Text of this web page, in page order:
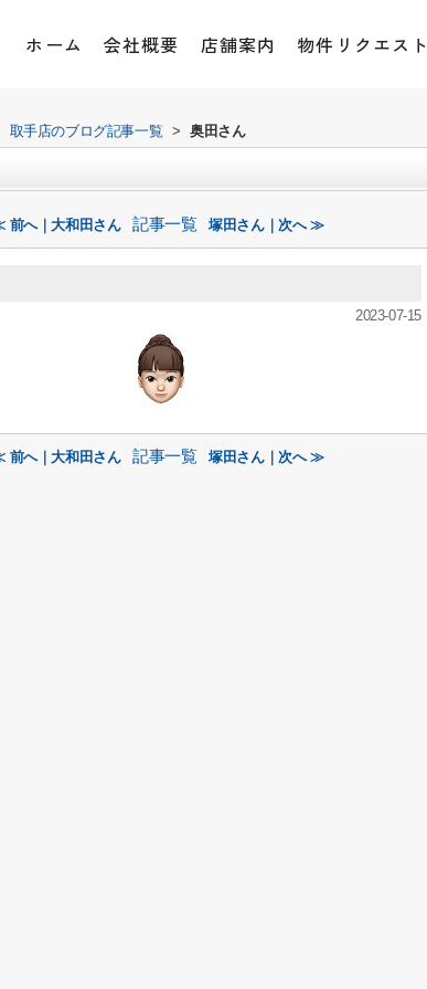
ホーム 会社概要 店舗案内 物件リクエスト
手店のブログ記事一覧 > 奥田さん
前へ｜大和田さん 記事一覧 塚田さん｜次へ ≫
2023-07-15
前へ｜大和田さん 記事一覧 塚田さん｜次へ ≫